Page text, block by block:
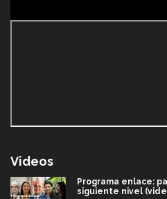
Videos
Programa enlace:
siguiente nivel